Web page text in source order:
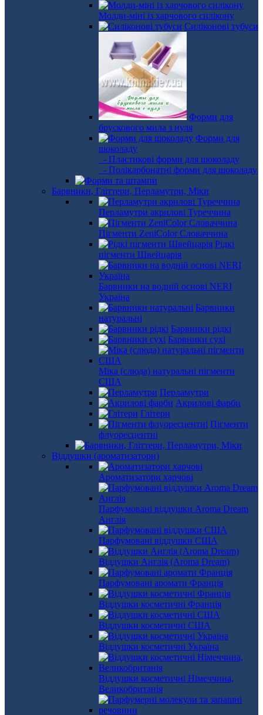
Молди-міні із харчового силікону
Силіконові тубуси
Форми для
брускового мила з нуля
Форми для
шоколаду
- Пластикові форми для шоколаду
- Полікарбонатні форми для шоколаду
Барвники, Гліттери, Перламутри, Міки
Перламутри акрилові Туреччина
Пігменти ZeniColor Словаччина
Рідкі
пігменти Швейцарія
Барвники на водній основі NERI
Україна
Барвники
натуральні
Барвники рідкі
Барвники сухі
Міка (слюда) натуральні пігменти
США
Перламутри
Акрилові фарби
Глітери
Пігменти
флуоресцентні
Віддушки (ароматизатори)
Ароматизатори харчові
Парфумовані віддушки Aroma Dream
Англія
Парфумовані віддушки США
Віддушки Англія (Aroma Dream)
Парфумовані аромати Франція
Віддушки косметичні Франція
Віддушки косметичні США
Віддушки косметичні Україна
Віддушки косметичні Німеччина,
Великобританія